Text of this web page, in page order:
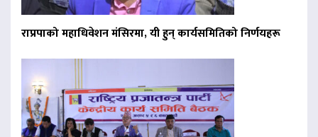
राप्रपाको महाधिवेशन मंसिरमा, यी हुन् कार्यसमितिको निर्णयहरू